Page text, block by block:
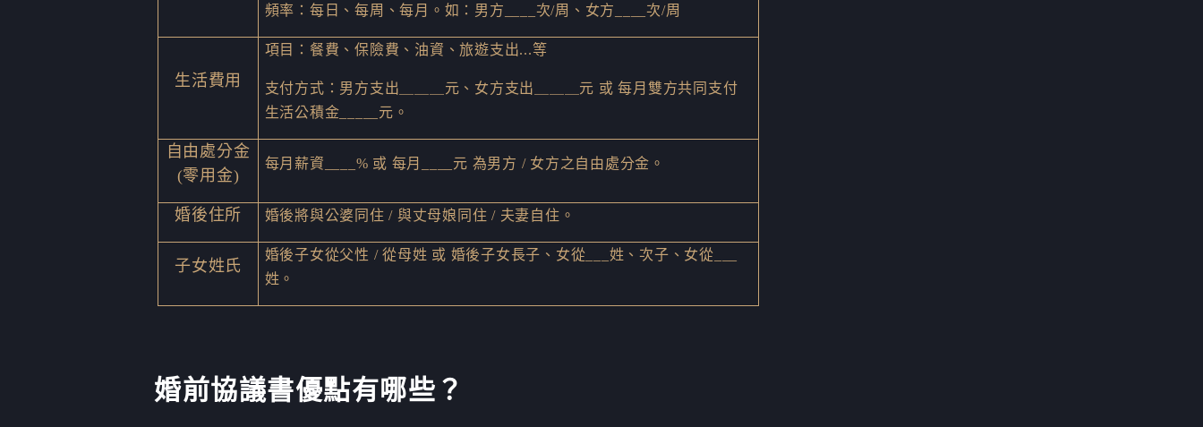
頻率：每日、每周、每月。如：男方____次/周、女方____次/周
生活費用
項目：餐費、保險費、油資、旅遊支出...等
支付方式：男方支出＿＿＿元、女方支出＿＿＿元 或 每月雙方共同支付
生活公積金_____元。
自由處分金
(零用金)
每月薪資____% 或 每月____元 為男方 / 女方之自由處分金。
婚後住所 婚後將與公婆同住 / 與丈母娘同住 / 夫妻自住。
子女姓氏
婚後子女從父性 / 從母姓 或 婚後子女長子、女從___姓、次子、女從___
姓。
婚前協議書優點有哪些？